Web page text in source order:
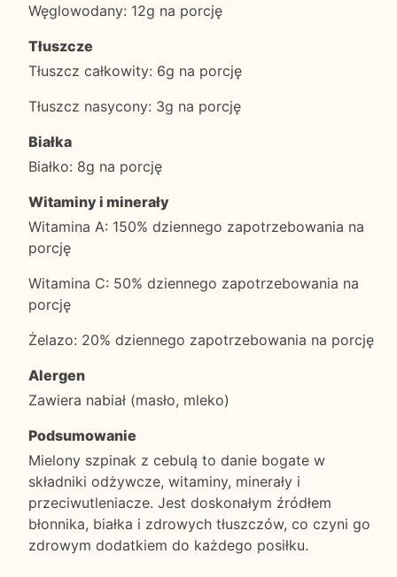
Węglowodany: 12g na porcję
Tłuszcze
Tłuszcz całkowity: 6g na porcję
Tłuszcz nasycony: 3g na porcję
Białka
Białko: 8g na porcję
Witaminy i minerały
Witamina A: 150% dziennego zapotrzebowania na
porcję
Witamina C: 50% dziennego zapotrzebowania na
porcję
Żelazo: 20% dziennego zapotrzebowania na porcję
Alergen
Zawiera nabiał (masło, mleko)
Podsumowanie
Mielony szpinak z cebulą to danie bogate w
składniki odżywcze, witaminy, minerały i
przeciwutleniacze. Jest doskonałym źródłem
błonnika, białka i zdrowych tłuszczów, co czyni go
zdrowym dodatkiem do każdego posiłku.